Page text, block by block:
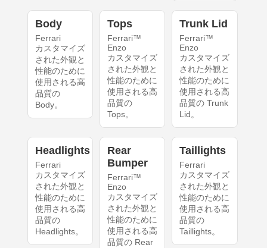
Body
Ferrari
カスタマイズ
された外観と
性能のために
使用される高
品質の
Body。
Tops
Ferrari™
Enzo
カスタマイズ
された外観と
性能のために
使用される高
品質の
Tops。
Trunk Lid
Ferrari™
Enzo
カスタマイズ
された外観と
性能のために
使用される高
品質の Trunk
Lid。
Headlights
Ferrari
カスタマイズ
された外観と
性能のために
使用される高
品質の
Headlights。
Rear
Bumper
Ferrari™
Enzo
カスタマイズ
された外観と
性能のために
使用される高
品質の Rear
Taillights
Ferrari
カスタマイズ
された外観と
性能のために
使用される高
品質の
Taillights。